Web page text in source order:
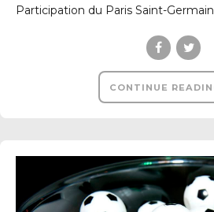
Participation du Paris Saint-Germain
CONTINUE